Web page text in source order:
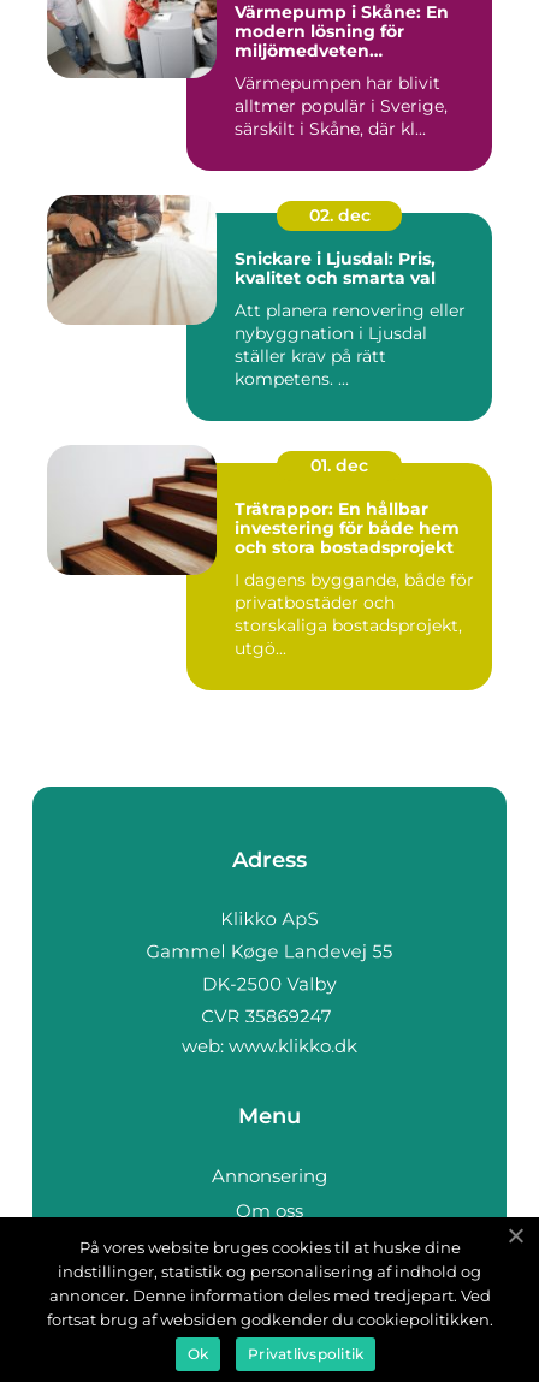
Värmepump i Skåne: En
modern lösning för
miljömedveten
Värmepumpen har blivit
alltmer populär i Sverige,
särskilt i Skåne, där kl...
02. dec
Snickare i Ljusdal: Pris,
kvalitet och smarta val
Att planera renovering eller
nybyggnation i Ljusdal
ställer krav på rätt
kompetens. ...
01. dec
Trätrappor: En hållbar
investering för både hem
och stora bostadsprojekt
I dagens byggande, både för
privatbostäder och
storskaliga bostadsprojekt,
utgö...
Adress
web: www.klikko.dk
Menu
Annonsering
Om oss
Cookies
Kontakta oss
Sitemap
På vores website bruges cookies til at huske dine
indstillinger, statistik og personalisering af indhold og
annoncer. Denne information deles med tredjepart. Ved
fortsat brug af websiden godkender du cookiepolitikken.
Ok Privatlivspolitik